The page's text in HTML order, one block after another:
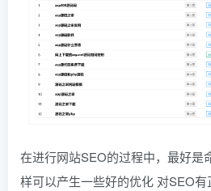
在进行网站SEO的过程中，最好是
样可以产生一些好的优化 对SEO